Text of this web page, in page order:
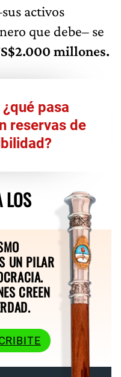
activos
que debe– se
millones.
pasa
reservas de
LOS
UN PILAR
CREEN